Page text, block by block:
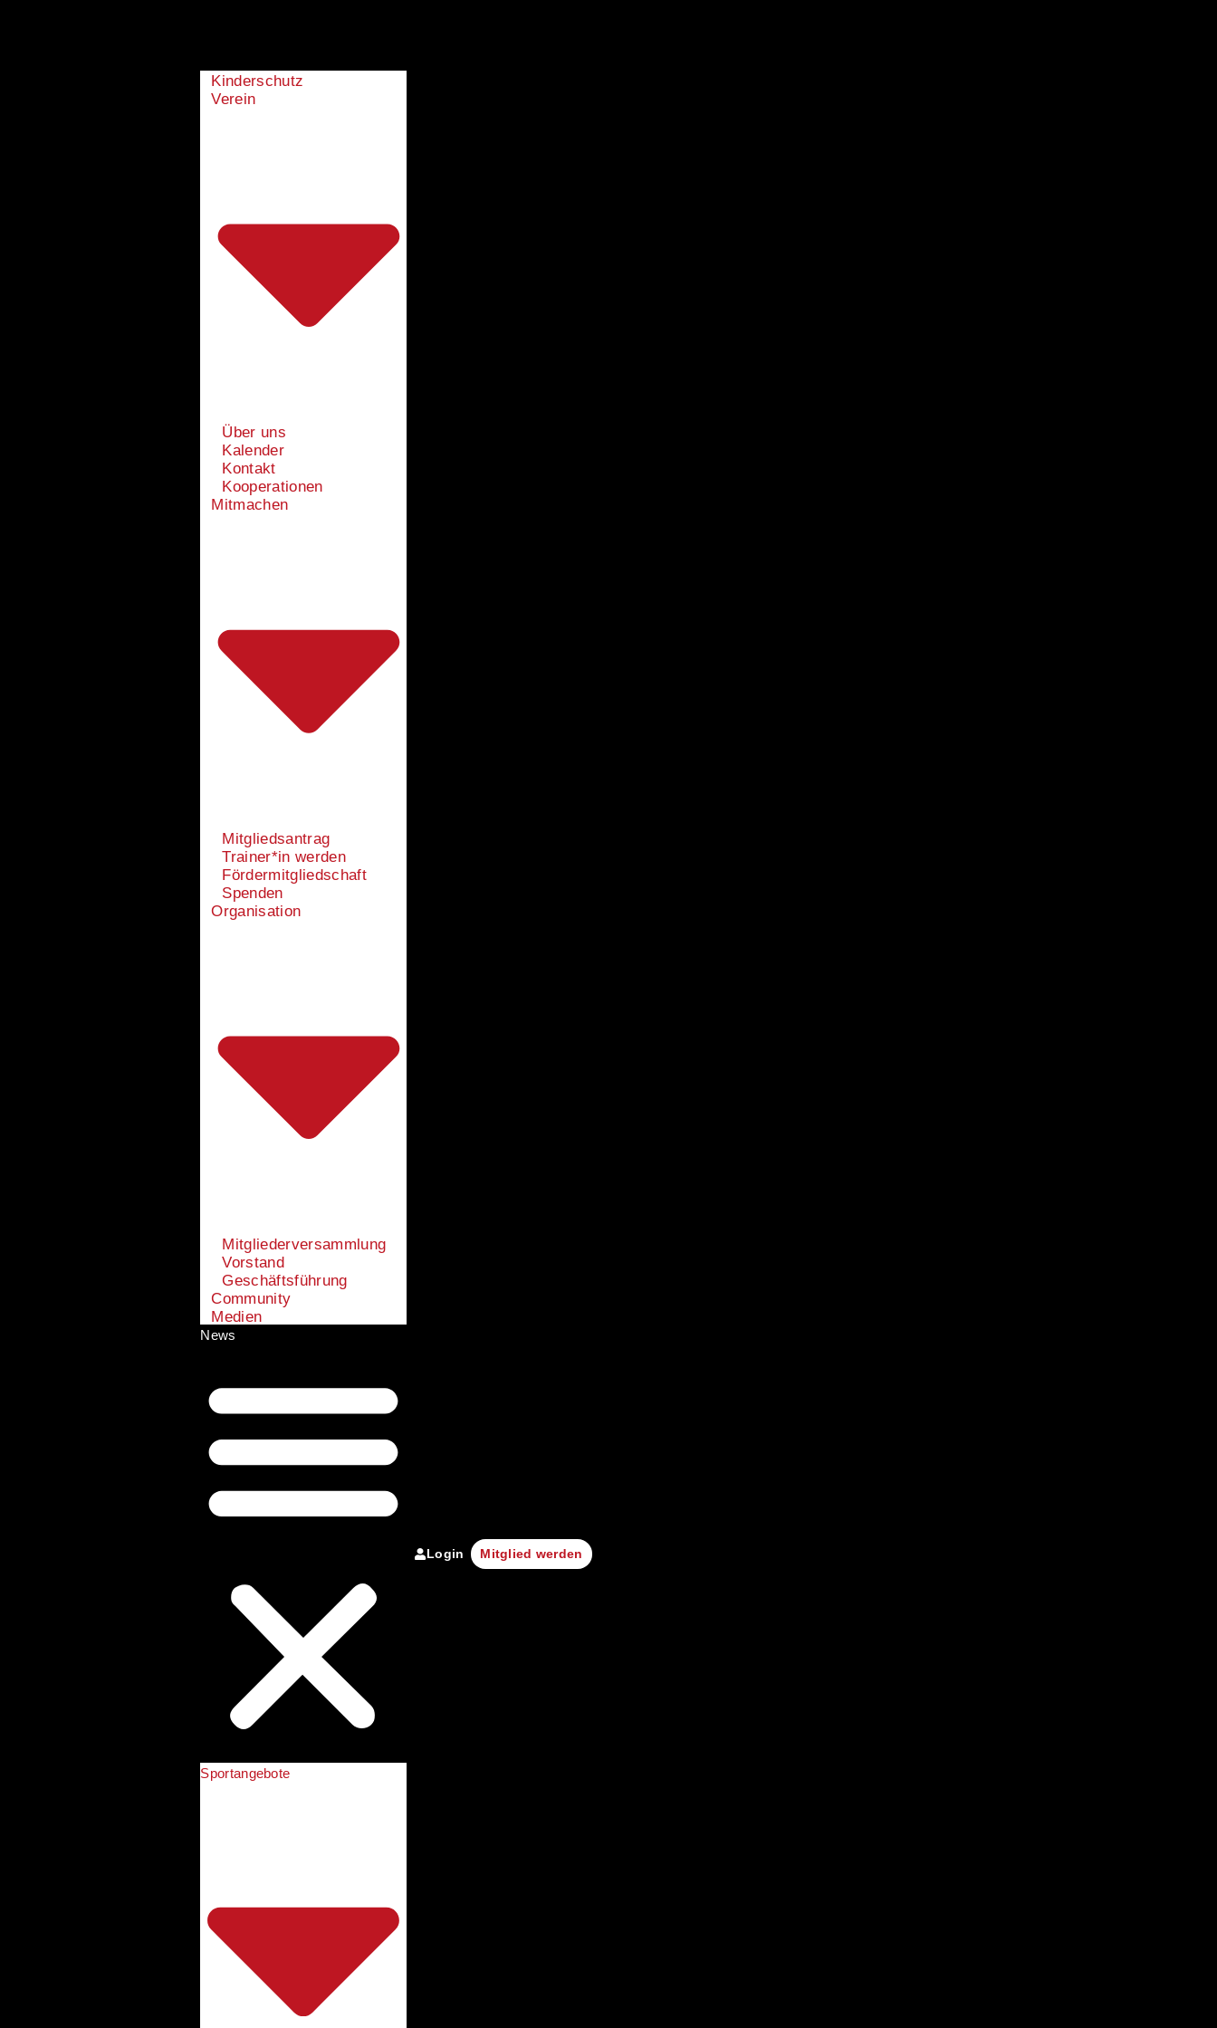
Kinderschutz
Verein
Über uns
Kalender
Kontakt
Kooperationen
Mitmachen
Mitgliedsantrag
Trainer*in werden
Fördermitgliedschaft
Spenden
Organisation
Mitgliederversammlung
Vorstand
Geschäftsführung
Community
Medien
News
Sportangebote
Login Mitglied werden